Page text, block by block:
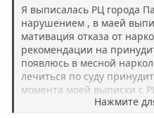
Я выписалась РЦ города
нарушением , в маей
мативация отказа от
рекомендации на
появлюсь в месной
лечиться по суду
момента моей выписки с
пор переживаю, отНажмите